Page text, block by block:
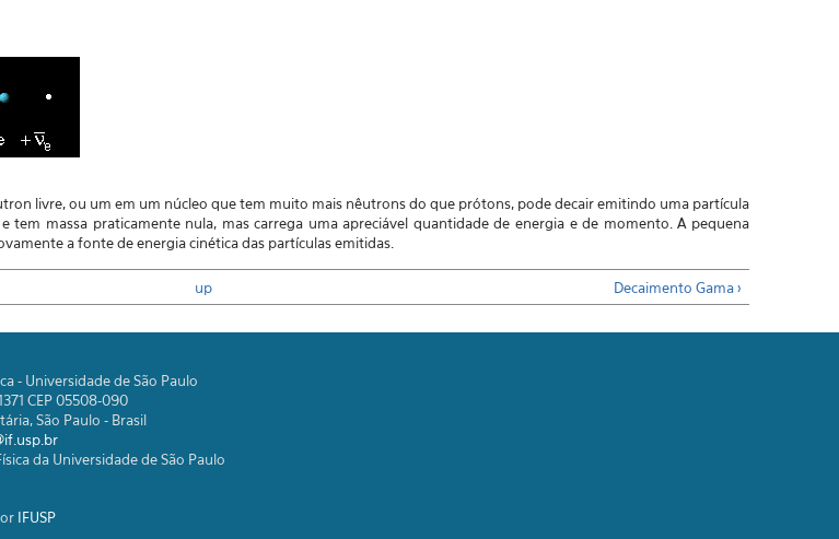
livre, ou um em um núcleo que tem muito mais nêutrons do que prótons, pode decair emitindo uma partícula
massa praticamente nula, mas carrega uma apreciável quantidade de energia e de momento. A pequena
a fonte de energia cinética das partículas emitidas.
up Decaimento Gama ›
- Universidade de São Paulo
CEP 05508-090
São Paulo - Brasil
da Universidade de São Paulo
IFUSP